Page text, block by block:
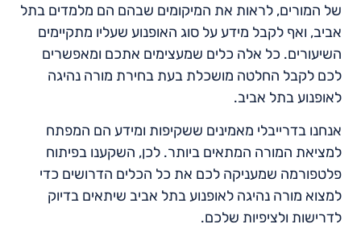
של המורים, לראות את המיקומים שבהם הם מלמדים בתל
אביב, ואף לקבל מידע על סוג האופנוע שעליו מתקיימים
השיעורים. כל אלה כלים שמעצימים אתכם ומאפשרים
לכם לקבל החלטה מושכלת בעת בחירת מורה נהיגה
לאופנוע בתל אביב.
אנחנו בדרייבלי מאמינים ששקיפות ומידע הם המפתח
למציאת המורה המתאים ביותר. לכן, השקענו בפיתוח
פלטפורמה שמעניקה לכם את כל הכלים הדרושים כדי
למצוא מורה נהיגה לאופנוע בתל אביב שיתאים בדיוק
לדרישות ולציפיות שלכם.